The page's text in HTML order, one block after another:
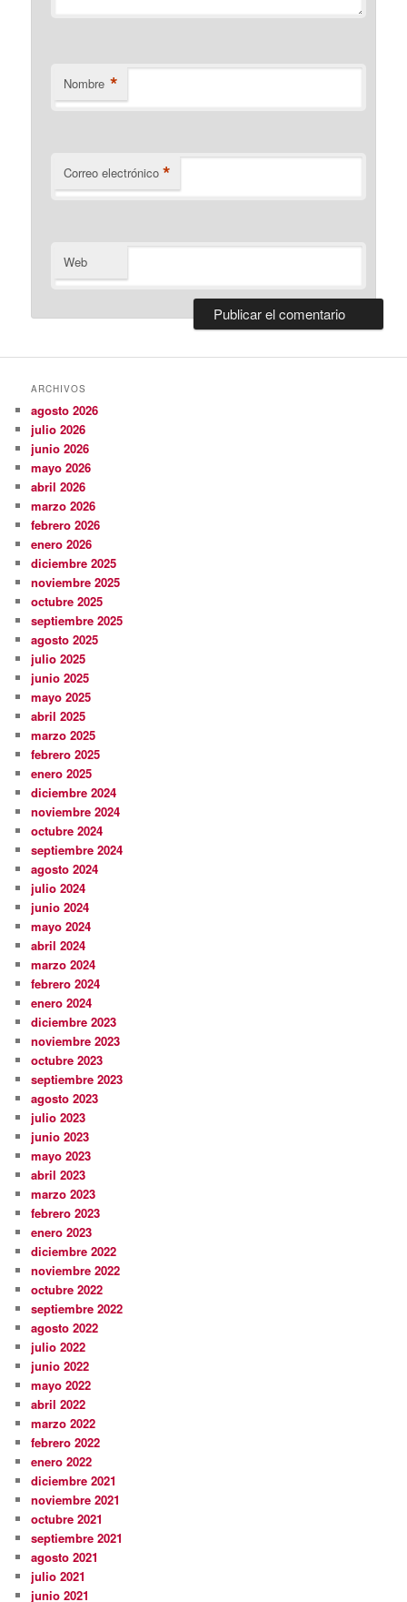
Nombre *
Correo electrónico *
Web
ARCHIVOS
agosto 2026
julio 2026
junio 2026
mayo 2026
abril 2026
marzo 2026
febrero 2026
enero 2026
diciembre 2025
noviembre 2025
octubre 2025
septiembre 2025
agosto 2025
julio 2025
junio 2025
mayo 2025
abril 2025
marzo 2025
febrero 2025
enero 2025
diciembre 2024
noviembre 2024
octubre 2024
septiembre 2024
agosto 2024
julio 2024
junio 2024
mayo 2024
abril 2024
marzo 2024
febrero 2024
enero 2024
diciembre 2023
noviembre 2023
octubre 2023
septiembre 2023
agosto 2023
julio 2023
junio 2023
mayo 2023
abril 2023
marzo 2023
febrero 2023
enero 2023
diciembre 2022
noviembre 2022
octubre 2022
septiembre 2022
agosto 2022
julio 2022
junio 2022
mayo 2022
abril 2022
marzo 2022
febrero 2022
enero 2022
diciembre 2021
noviembre 2021
octubre 2021
septiembre 2021
agosto 2021
julio 2021
junio 2021